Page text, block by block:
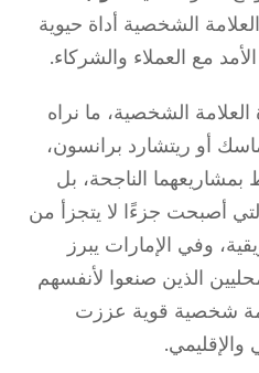
الشخصية أداة حيوية
مع العملاء والشركاء.
الشخصية، ما نراه
أو ريتشارد برانسون،
الناجحة، بل
أصبحت جزءًا لا يتجزأ من
وفي الإمارات يبرز
الذين صنعوا لأنفسهم
شخصية قوية عززت